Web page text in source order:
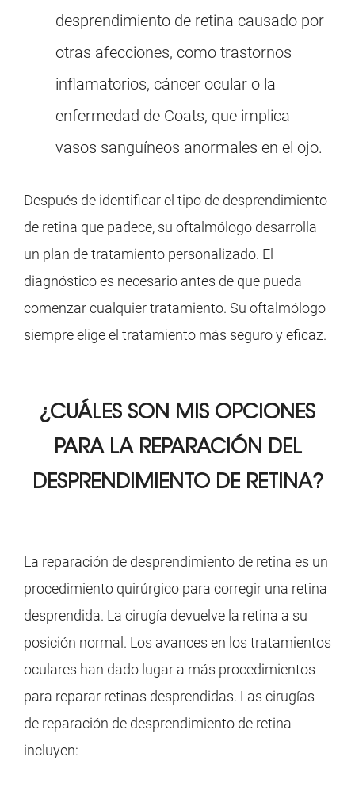
desprendimiento de retina causado por
otras afecciones, como trastornos
inflamatorios, cáncer ocular o la
enfermedad de Coats, que implica
vasos sanguíneos anormales en el ojo.
Después de identificar el tipo de desprendimiento
de retina que padece, su oftalmólogo desarrolla
un plan de tratamiento personalizado. El
diagnóstico es necesario antes de que pueda
comenzar cualquier tratamiento. Su oftalmólogo
siempre elige el tratamiento más seguro y eficaz.
¿CUÁLES SON MIS OPCIONES
PARA LA REPARACIÓN DEL
DESPRENDIMIENTO DE RETINA?
La reparación de desprendimiento de retina es un
procedimiento quirúrgico para corregir una retina
desprendida. La cirugía devuelve la retina a su
posición normal. Los avances en los tratamientos
oculares han dado lugar a más procedimientos
para reparar retinas desprendidas. Las cirugías
de reparación de desprendimiento de retina
incluyen: